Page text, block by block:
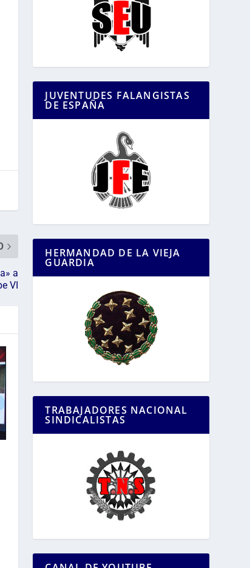
a
VI
JUVENTUDES FALANGISTAS
DE ESPAÑA
HERMANDAD DE LA VIEJA
GUARDIA
TRABAJADORES NACIONAL
SINDICALISTAS